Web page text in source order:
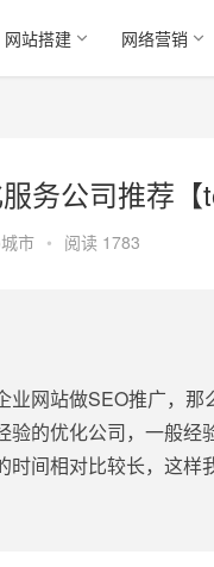
网站搭建 网络营销
务公司推荐【
市 • 阅读 1783
业网站做SEO推广，
验的优化公司，一般
时间相对比较长，这